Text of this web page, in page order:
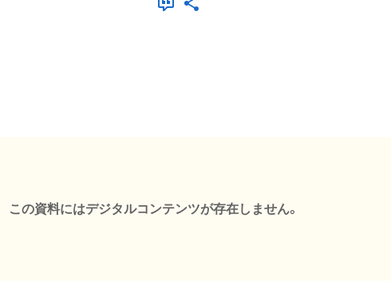
この資料にはデジタルコンテンツが存在しません。